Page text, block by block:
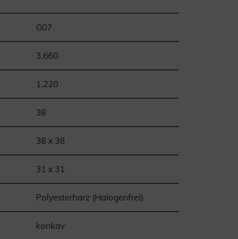
G07
3.660
1.220
38
38 x 38
31 x 31
Polyesterharz (Halogenfrei)
konkav